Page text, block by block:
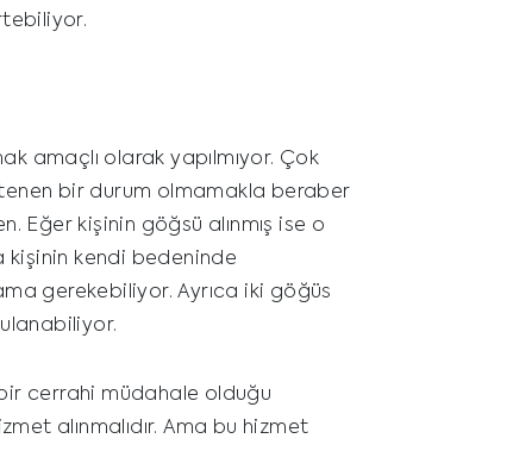
amaçlı olarak yapılmıyor. Çok
bir durum olmamakla beraber
Eğer kişinin göğsü alınmış ise o
kişinin kendi bedeninde
gerekebiliyor. Ayrıca iki göğüs
cerrahi müdahale olduğu
alınmalıdır. Ama bu hizmet